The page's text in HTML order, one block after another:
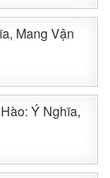
Mang Vận
Ý Nghĩa,